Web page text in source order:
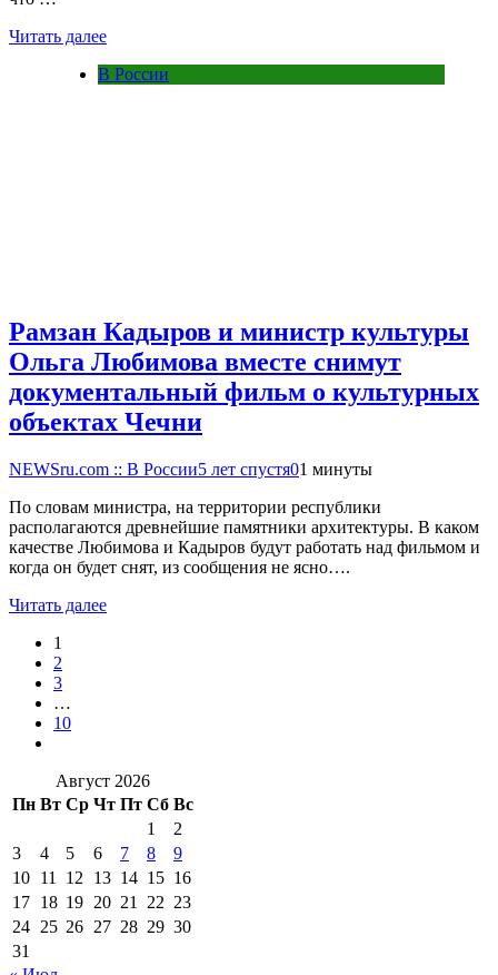
Читать далее
В России
Рамзан Кадыров и министр культуры
Ольга Любимова вместе снимут
документальный фильм о культурных
объектах Чечни
NEWSru.com :: В России5 лет спустя01 минуты
По словам министра, на территории республики
располагаются древнейшие памятники архитектуры. В каком
качестве Любимова и Кадыров будут работать над фильмом и
когда он будет снят, из сообщения не ясно….
Читать далее
1
2
3
…
10
Август 2026
Пн Вт Ср Чт Пт Сб Вс
1
2
3
4 5 6 7 8
9
10 11 12 13 14 15 16
17 18 19 20 21 22 23
24 25 26 27 28 29 30
31